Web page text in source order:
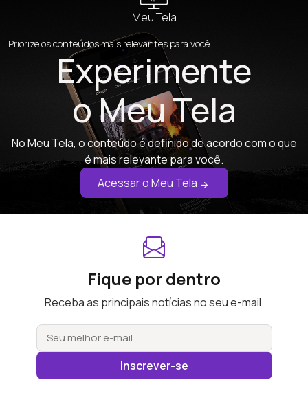
Meu Tela
Priorize os conteúdos mais relevantes para você
Experimente
o Meu Tela
No Meu Tela, o conteúdo é definido de acordo com o que
é mais relevante para você.
Acessar o Meu Tela
Fique por dentro
Receba as principais notícias no seu e-mail.
Inscrever-se